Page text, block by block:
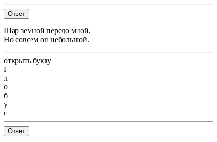
Ответ
Шар земной передо мной,
Но совсем он небольшой.
открыть букву
Г
л
о
б
у
с
Ответ